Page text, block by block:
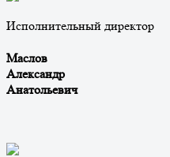
Исполнительный директор
Маслов
Александр
Анатольевич